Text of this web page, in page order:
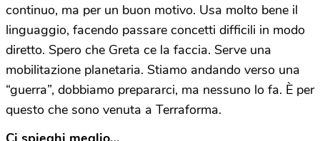
continuo, ma per un buon motivo. Usa molto bene il
linguaggio, facendo passare concetti difficili in modo
diretto. Spero che Greta ce la faccia. Serve una
mobilitazione planetaria. Stiamo andando verso una
“guerra”, dobbiamo prepararci, ma nessuno lo fa. È per
questo che sono venuta a Terraforma.